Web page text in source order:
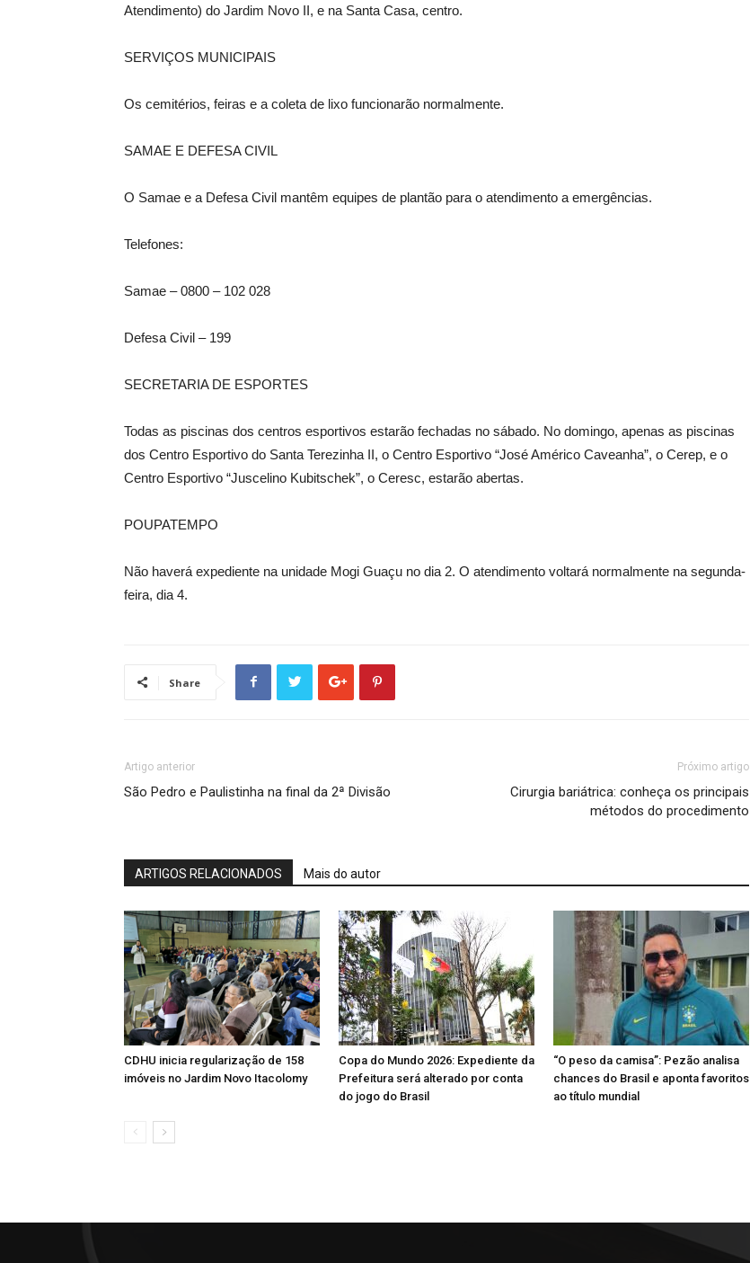
Atendimento) do Jardim Novo II, e na Santa Casa, centro.
SERVIÇOS MUNICIPAIS
Os cemitérios, feiras e a coleta de lixo funcionarão normalmente.
SAMAE E DEFESA CIVIL
O Samae e a Defesa Civil mantêm equipes de plantão para o atendimento a emergências.
Telefones:
Samae – 0800 – 102 028
Defesa Civil – 199
SECRETARIA DE ESPORTES
Todas as piscinas dos centros esportivos estarão fechadas no sábado. No domingo, apenas as piscinas
dos Centro Esportivo do Santa Terezinha II, o Centro Esportivo “José Américo Caveanha”, o Cerep, e o
Centro Esportivo “Juscelino Kubitschek”, o Ceresc, estarão abertas.
POUPATEMPO
Não haverá expediente na unidade Mogi Guaçu no dia 2. O atendimento voltará normalmente na segunda-
feira, dia 4.
Share
Artigo anterior
São Pedro e Paulistinha na final da 2ª Divisão
Próximo artigo
Cirurgia bariátrica: conheça os principais
métodos do procedimento
ARTIGOS RELACIONADOS Mais do autor
CDHU inicia regularização de 158
imóveis no Jardim Novo Itacolomy
Copa do Mundo 2026: Expediente da
Prefeitura será alterado por conta
do jogo do Brasil
“O peso da camisa”: Pezão analisa
chances do Brasil e aponta favoritos
ao título mundial